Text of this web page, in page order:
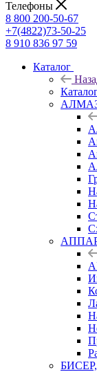
Телефоны
8 800 200-50-67
+7(4822)73-50-25
8 910 836 97 59
Каталог